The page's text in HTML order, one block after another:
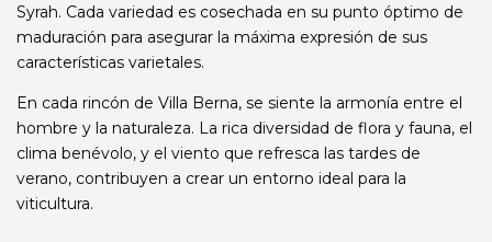
Syrah. Cada variedad es cosechada en su punto óptimo de
maduración para asegurar la máxima expresión de sus
características varietales.
En cada rincón de Villa Berna, se siente la armonía entre el
hombre y la naturaleza. La rica diversidad de flora y fauna, el
clima benévolo, y el viento que refresca las tardes de
verano, contribuyen a crear un entorno ideal para la
viticultura.